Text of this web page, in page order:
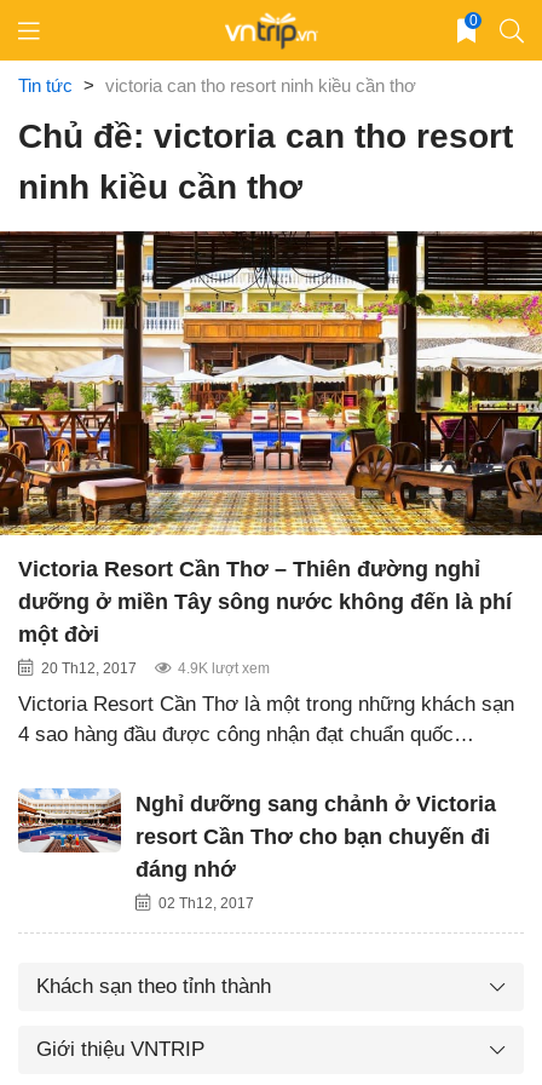
content
0
Tin tức > victoria can tho resort ninh kiều cần thơ
Chủ đề: victoria can tho resort
ninh kiều cần thơ
Victoria Resort Cần Thơ – Thiên đường nghỉ
dưỡng ở miền Tây sông nước không đến là phí
một đời
20 Th12, 2017 4.9K lượt xem
Victoria Resort Cần Thơ là một trong những khách sạn
4 sao hàng đầu được công nhận đạt chuẩn quốc…
Nghỉ dưỡng sang chảnh ở Victoria
resort Cần Thơ cho bạn chuyến đi
đáng nhớ
02 Th12, 2017
Khách sạn theo tỉnh thành
Giới thiệu VNTRIP